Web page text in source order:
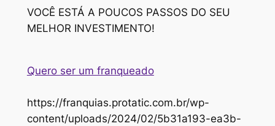
VOCÊ ESTÁ A POUCOS PASSOS DO SEU
MELHOR INVESTIMENTO!
Quero ser um franqueado
https://franquias.protatic.com.br/wp-
content/uploads/2024/02/5b31a193-ea3b-